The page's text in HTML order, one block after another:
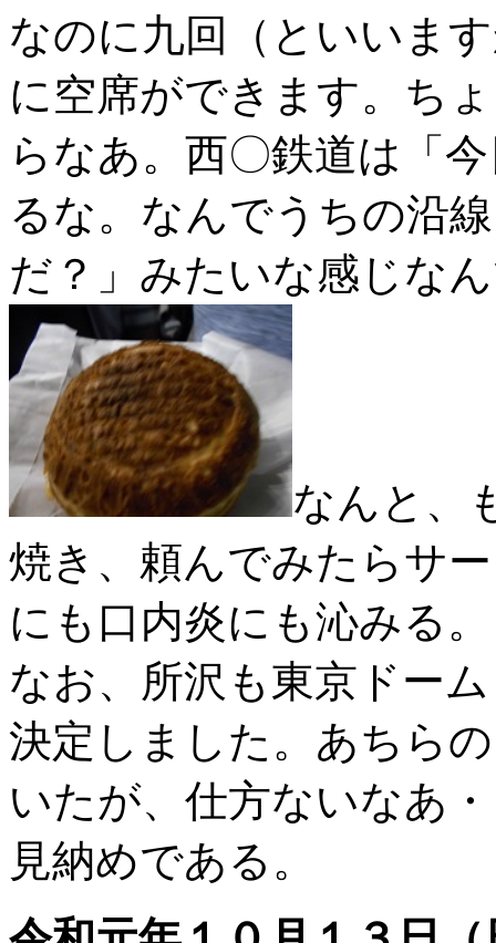
なのに九回（といいま
に空席ができます。ち
らなあ。西〇鉄道は「
るな。なんでうちの沿
だ？」みたいな感じな
なんと、
焼き、頼んでみたらサ
にも口内炎にも沁みる。
なお、所沢も東京ドー
決定しました。あちら
いたが、仕方ないなあ
見納めである。